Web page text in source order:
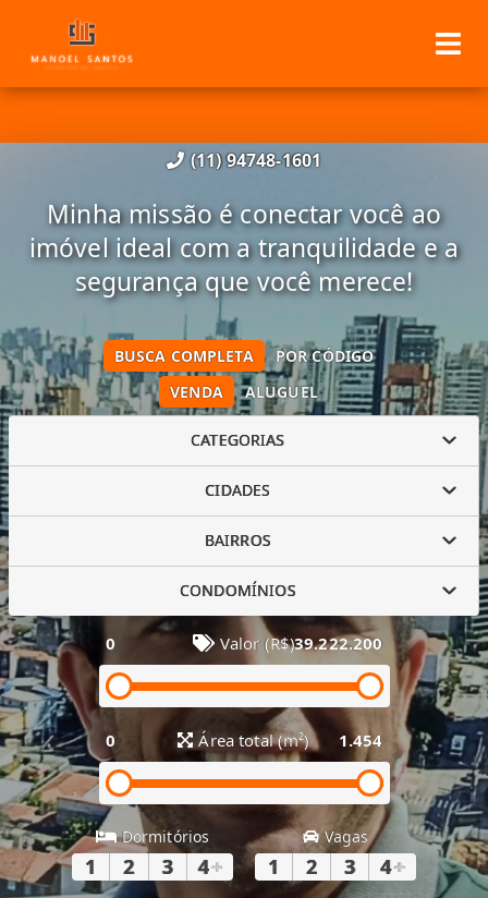
(11) 94748-1601
Minha missão é conectar você ao
imóvel ideal com a tranquilidade e a
segurança que você merece!
VENDA ALUGUEL
BUSCA COMPLETA POR CÓDIGO
CATEGORIAS
CIDADES
BAIRROS
CONDOMÍNIOS
0 Valor (R$)39.222.200
0 Área total (m²) 1.454
Dormitórios
1 2 3 4+
Vagas
1 2 3 4+